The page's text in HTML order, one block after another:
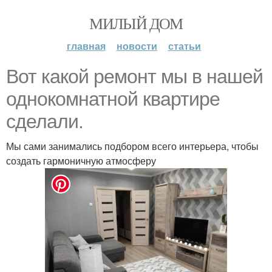
МИЛЫЙ ДОМ
главная новости статьи
Вот какой ремонт мы в нашей
однокомнатной квартире
сделали.
Мы сами занимались подбором всего интерьера, чтобы
создать гармоничную атмосферу